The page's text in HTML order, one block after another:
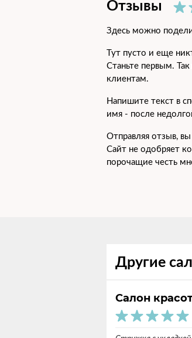
Детская стрижка
Стрижка
Стрижка
Мужская
Классическая
Стрижка для
Отзывы
Здесь можно
Тут пусто и еще
Станьте первым.
клиентам.
Напишите текст в
имя - после
Отправляя отзыв, вы
Сайт не одобряет
порочащие честь
Другие
Салон